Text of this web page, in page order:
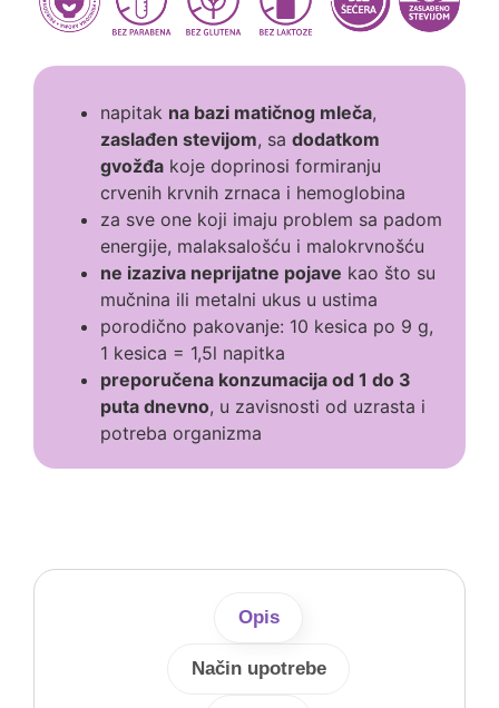
napitak na bazi matičnog mleča,
zaslađen stevijom, sa dodatkom
gvožđa koje doprinosi formiranju
crvenih krvnih zrnaca i hemoglobina
za sve one koji imaju problem sa padom
energije, malaksalošću i malokrvnošću
ne izaziva neprijatne pojave kao što su
mučnina ili metalni ukus u ustima
porodično pakovanje: 10 kesica po 9 g,
1 kesica = 1,5l napitka
preporučena konzumacija od 1 do 3
puta dnevno, u zavisnosti od uzrasta i
potreba organizma
Opis
Način upotrebe